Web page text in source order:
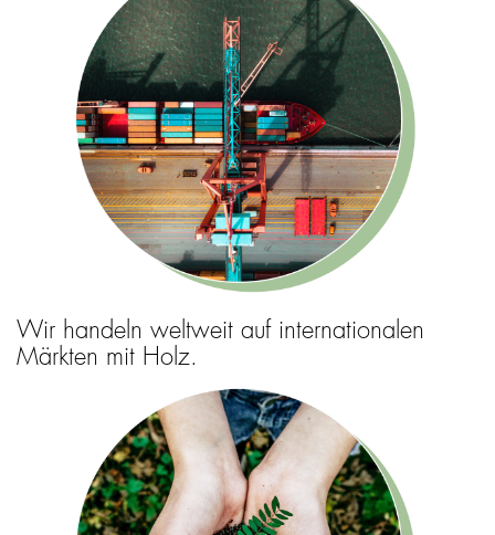
Wir handeln weltweit auf internationalen
Märkten mit Holz.